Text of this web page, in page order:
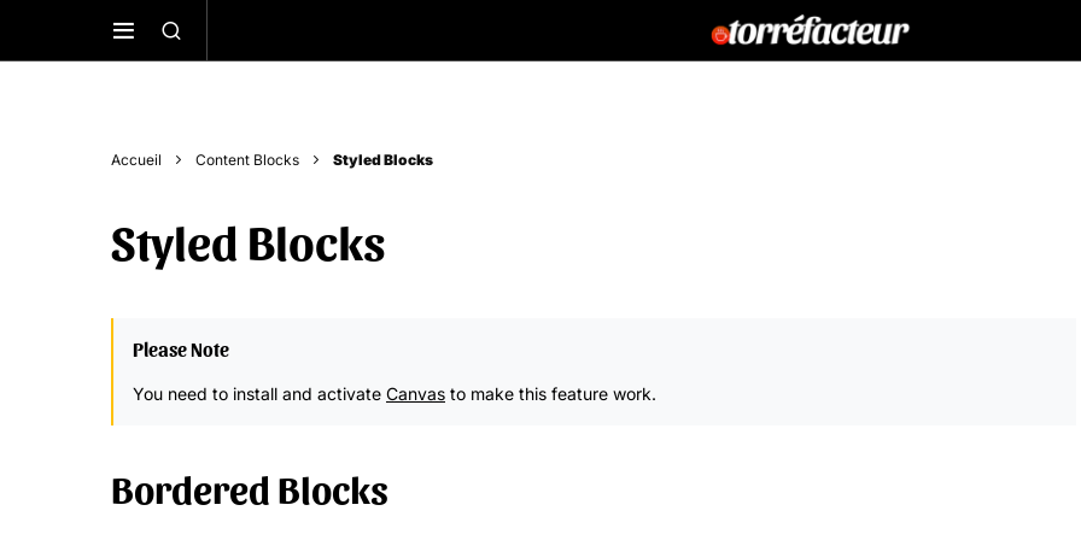
Accueil Content Blocks Styled Blocks
Styled Blocks
Please Note
You need to install and activate Canvas to make this feature work.
Bordered Blocks